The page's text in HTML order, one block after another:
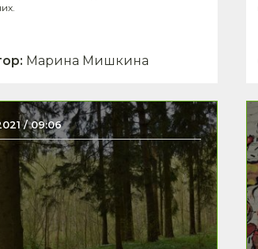
: Марина Мишкина
/ 09:06